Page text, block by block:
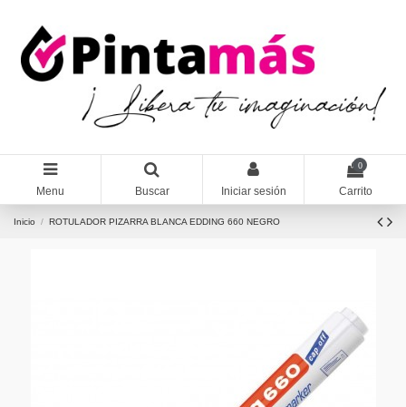
Menu Buscar Iniciar sesión
0
Carrito
Inicio ROTULADOR PIZARRA BLANCA EDDING 660 NEGRO